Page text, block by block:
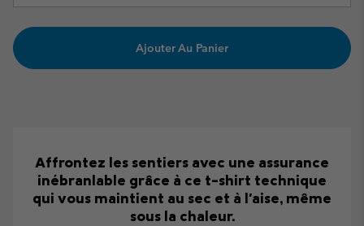
Ajouter Au Panier
Affrontez les sentiers avec une assurance
inébranlable grâce à ce t-shirt technique
qui vous maintient au sec et à l'aise, même
sous la chaleur.